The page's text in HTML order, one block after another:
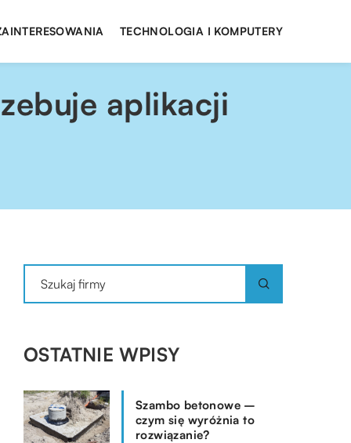
TECHNOLOGIA I KOMPUTERY
aplikacji
OSTATNIE WPISY
Szambo betonowe –
czym się wyróżnia to
rozwiązanie?